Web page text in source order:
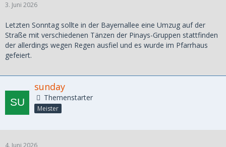
3. Juni 2026
Letzten Sonntag sollte in der Bayernallee eine Umzug auf der
Straße mit verschiedenen Tänzen der Pinays-Gruppen stattfinden
der allerdings wegen Regen ausfiel und es wurde im Pfarrhaus
gefeiert.
sunday
Themenstarter
Meister
4. Juni 2026